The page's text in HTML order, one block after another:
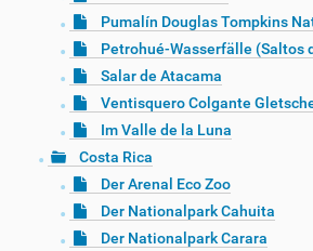
Pumalín Douglas Tompkins
Petrohué-Wasserfälle (Saltos
Salar de Atacama
Ventisquero Colgante
Im Valle de la Luna
Costa Rica
Der Arenal Eco Zoo
Der Nationalpark Cahuita
Der Nationalpark Carara